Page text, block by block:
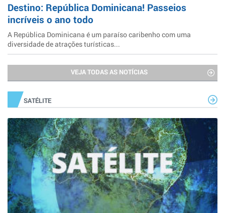
Destino: República Dominicana! Passeios
incríveis o ano todo
A República Dominicana é um paraíso caribenho com uma
diversidade de atrações turísticas...
VEJA TODAS AS NOTÍCIAS
SATÉLITE